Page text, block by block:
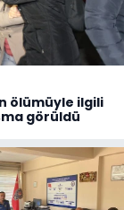
ölümüyle ilgili
görüldü